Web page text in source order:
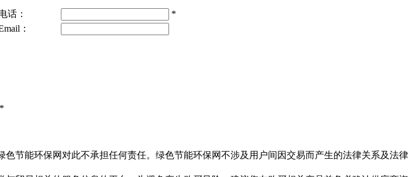
话：
*
：
*
节能环保网对此不承担任何责任。绿色节能环保网不涉及用户间因交易而产生的法律关系及法律